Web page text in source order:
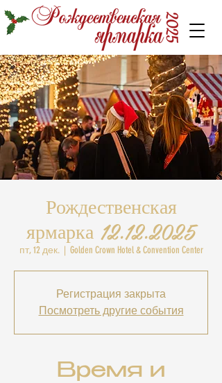
Рождественская
ярмарка 12.12.2025
пт, 12 дек.
  |
Golden Crown Hotel & Convention Center
Регистрация закрыта
Посмотреть другие события
Время и